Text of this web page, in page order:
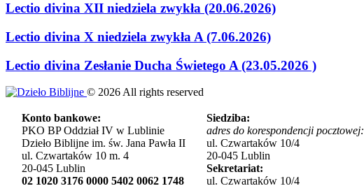
Lectio divina XII niedziela zwykła (20.06.2026)
Lectio divina X niedziela zwykła A (7.06.2026)
Lectio divina Zesłanie Ducha Świetego A (23.05.2026 )
© 2026All rights reserved
Konto bankowe:
PKO BP Oddział IV w Lublinie
Dzieło Biblijne im. św. Jana Pawła II
ul. Czwartaków 10 m. 4
20-045 Lublin
02 1020 3176 0000 5402 0062 1748
Siedziba:
adres do korespondencji pocztowej:
ul. Czwartaków 10/4
20-045 Lublin
Sekretariat:
ul. Czwartaków 10/4